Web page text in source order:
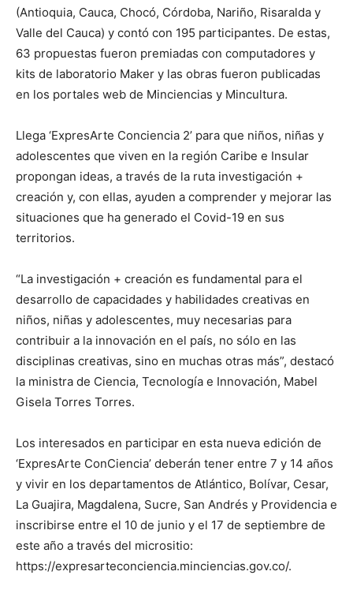
(Antioquia, Cauca, Chocó, Córdoba, Nariño, Risaralda y
Valle del Cauca) y contó con 195 participantes. De estas,
63 propuestas fueron premiadas con computadores y
kits de laboratorio Maker y las obras fueron publicadas
en los portales web de Minciencias y Mincultura.
Llega ‘ExpresArte Conciencia 2’ para que niños, niñas y
adolescentes que viven en la región Caribe e Insular
propongan ideas, a través de la ruta investigación +
creación y, con ellas, ayuden a comprender y mejorar las
situaciones que ha generado el Covid-19 en sus
territorios.
“La investigación + creación es fundamental para el
desarrollo de capacidades y habilidades creativas en
niños, niñas y adolescentes, muy necesarias para
contribuir a la innovación en el país, no sólo en las
disciplinas creativas, sino en muchas otras más”, destacó
la ministra de Ciencia, Tecnología e Innovación, Mabel
Gisela Torres Torres.
Los interesados en participar en esta nueva edición de
‘ExpresArte ConCiencia’ deberán tener entre 7 y 14 años
y vivir en los departamentos de Atlántico, Bolívar, Cesar,
La Guajira, Magdalena, Sucre, San Andrés y Providencia e
inscribirse entre el 10 de junio y el 17 de septiembre de
este año a través del micrositio:
https://expresarteconciencia.minciencias.gov.co/.